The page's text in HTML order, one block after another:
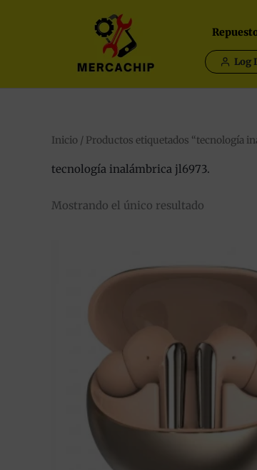
Log
Inicio / Productos etiquetados “tecnología
tecnología inalámbrica jl6973.
Mostrando el único resultado